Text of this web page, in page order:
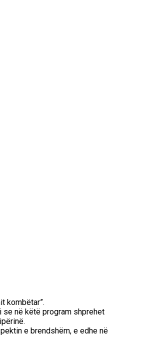
kombëtar”.
se në këtë program shprehet
e brendshëm, e edhe në